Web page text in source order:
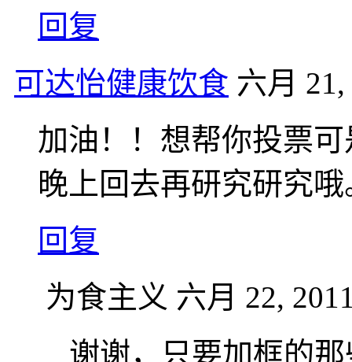
回复
可达怡健康饮食 六月 21,
加油！！想帮你投票
晚上回去再研究研究哦
回复
为食主义 六月 22,
谢谢，只要加框的